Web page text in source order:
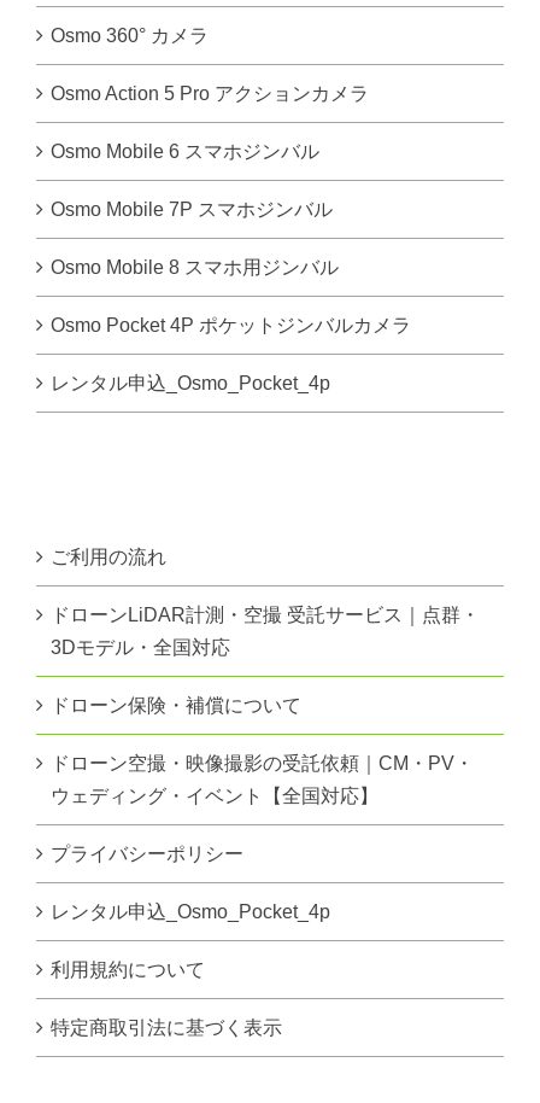
Osmo 360° カメラ
Osmo Action 5 Pro アクションカメラ
Osmo Mobile 6 スマホジンバル
Osmo Mobile 7P スマホジンバル
Osmo Mobile 8 スマホ用ジンバル
Osmo Pocket 4P ポケットジンバルカメラ
レンタル申込_Osmo_Pocket_4p
ご利用の流れ
ドローンLiDAR計測・空撮 受託サービス｜点群・
3Dモデル・全国対応
ドローン保険・補償について
ドローン空撮・映像撮影の受託依頼｜CM・PV・
ウェディング・イベント【全国対応】
プライバシーポリシー
レンタル申込_Osmo_Pocket_4p
利用規約について
特定商取引法に基づく表示